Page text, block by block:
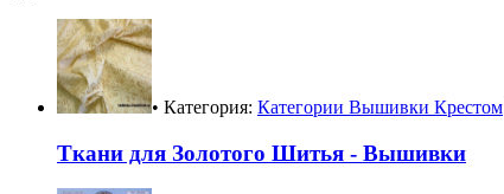
• Категория: Категории Вышивки Крестом
Ткани для Золотого Шитья - Вышивки